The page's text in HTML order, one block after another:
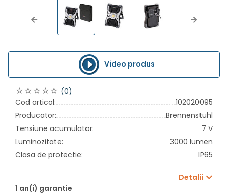
Video produs
Previous Next
(0)
Cod articol:
102020095
Producator:
Brennenstuhl
Tensiune acumulator:
7 V
Luminozitate:
3000 lumen
Clasa de protectie:
IP65
Detalii
1 an(i) garantie